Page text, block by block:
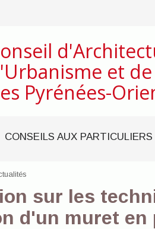
et
Pyrénées-
CONSEILS AUX PARTICULIERS
sur les
d'un muret en